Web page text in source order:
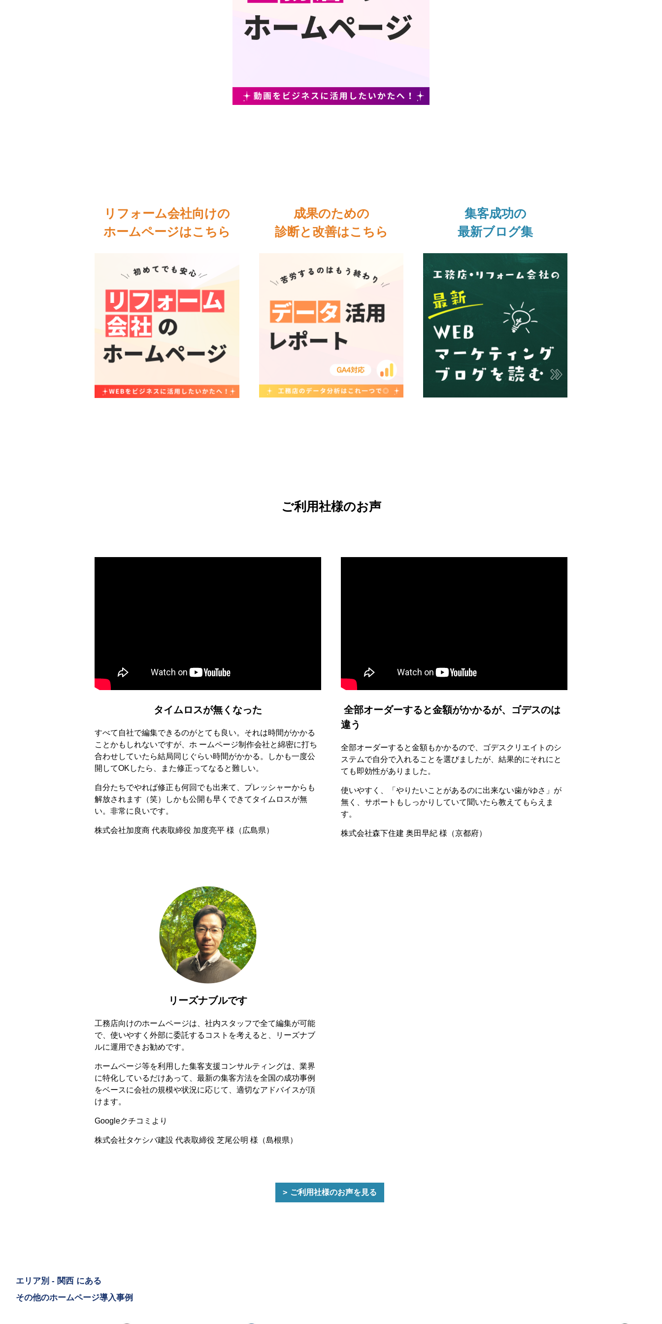
リフォーム会社向けの
ホームページはこちら
成果のための
診断と改善はこちら
集客成功の
最新ブログ集
ご利用社様のお声
タイムロスが無くなった
すべて自社で編集できるのがとても良い。それは時間がかかる
ことかもしれないですが、ホ ームページ制作会社と綿密に打ち
合わせしていたら結局同じぐらい時間がかかる。しかも一度公
開してOKしたら、また修正ってなると難しい。
自分たちでやれば修正も何回でも出来て、プレッシャーからも
解放されます（笑）しかも公開も早くできてタイムロスが無
い。非常に良いです。
株式会社加度商 代表取締役 加度亮平 様（広島県）
全部オーダーすると金額がかかるが、ゴデスのは
違う
全部オーダーすると金額もかかるので、ゴデスクリエイトのシ
ステムで自分で入れることを選びましたが、結果的にそれにと
ても即効性がありました。
使いやすく、「やりたいことがあるのに出来ない歯がゆさ」が
無く、サポートもしっかりしていて聞いたら教えてもらえま
す。
株式会社森下住建 奥田早紀 様（京都府）
リーズナブルです
工務店向けのホームページは、社内スタッフで全て編集が可能
で、使いやすく外部に委託するコストを考えると、リーズナブ
ルに運用できお勧めです。
ホームページ等を利用した集客支援コンサルティングは、業界
に特化しているだけあって、最新の集客方法を全国の成功事例
をベースに会社の規模や状況に応じて、適切なアドバイスが頂
けます。
Googleクチコミより
株式会社タケシバ建設 代表取締役 芝尾公明 様（島根県）
ご利用社様のお声を見る
エリア別 - 関西 にある
その他のホームページ導入事例